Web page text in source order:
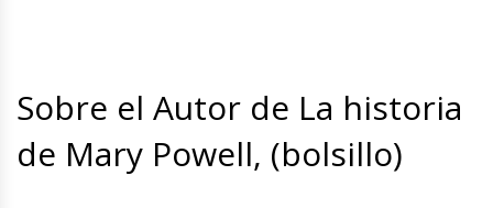
Sobre el Autor de La historia
de Mary Powell, (bolsillo)